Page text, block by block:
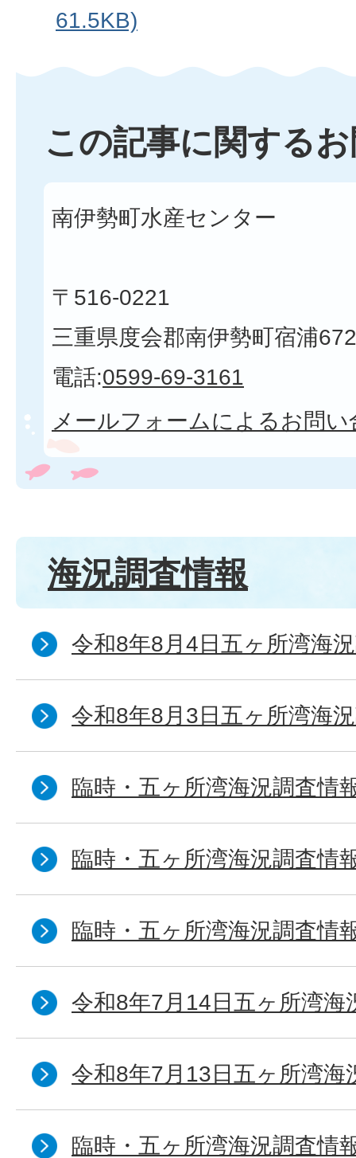
61.5KB)
この記事に関する
南伊勢町水産センター
〒516-0221
三重県度会郡南伊勢町宿浦
電話:0599-69-3161
メールフォームによるお問い
海況調査情報
令和8年8月4日五ヶ所湾海
令和8年8月3日五ヶ所湾海
臨時・五ヶ所湾海況調査情
臨時・五ヶ所湾海況調査情
臨時・五ヶ所湾海況調査情
令和8年7月14日五ヶ所湾海
令和8年7月13日五ヶ所湾海
臨時・五ヶ所湾海況調査情